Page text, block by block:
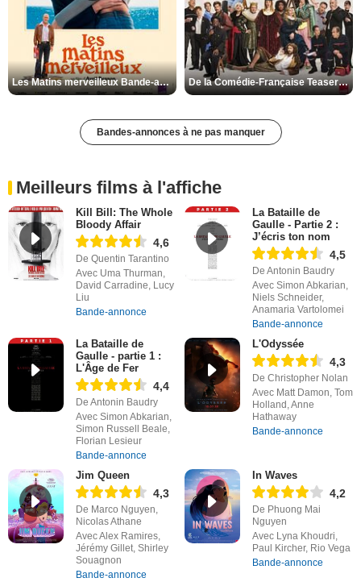
Les Matins merveilleux Bande-annonce VF De la Comédie-Française Teaser VF
Bandes-annonces à ne pas manquer
Meilleurs films à l'affiche
Kill Bill: The Whole
Bloody Affair
4,6
De Quentin Tarantino
Avec Uma Thurman,
David Carradine, Lucy
Liu
Bande-annonce
La Bataille de
Gaulle - Partie 2 :
J’écris ton nom
4,5
De Antonin Baudry
Avec Simon Abkarian,
Niels Schneider,
Anamaria Vartolomei
Bande-annonce
La Bataille de
Gaulle - partie 1 :
L'Âge de Fer
4,4
De Antonin Baudry
Avec Simon Abkarian,
Simon Russell Beale,
Florian Lesieur
Bande-annonce
L'Odyssée
4,3
De Christopher Nolan
Avec Matt Damon, Tom
Holland, Anne
Hathaway
Bande-annonce
Jim Queen
4,3
De Marco Nguyen,
Nicolas Athane
Avec Alex Ramires,
Jérémy Gillet, Shirley
Souagnon
Bande-annonce
In Waves
4,2
De Phuong Mai
Nguyen
Avec Lyna Khoudri,
Paul Kircher, Rio Vega
Bande-annonce